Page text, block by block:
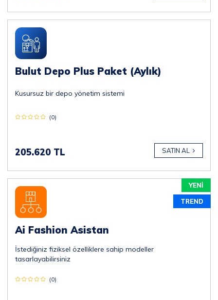
Bulut Depo Plus Paket (Aylık)
Kusursuz bir depo yönetim sistemi
(0)
205.620 TL SATIN AL
Ai Fashion Asistan
İstediğiniz fiziksel özelliklere sahip modeller
tasarlayabilirsiniz
(0)
YENİ
TREND